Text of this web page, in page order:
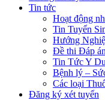
Tin tức
Hoạt động
Tin Tuyển
Hướng
Đề thi Đáp án
Tin Tức Y
Bệnh lý –
Các loại
Đăng ký xét tuyển